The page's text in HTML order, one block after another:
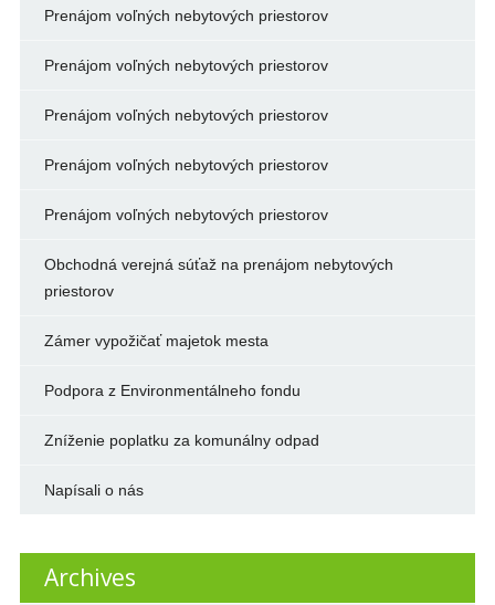
Prenájom voľných nebytových priestorov
Prenájom voľných nebytových priestorov
Prenájom voľných nebytových priestorov
Prenájom voľných nebytových priestorov
Prenájom voľných nebytových priestorov
Obchodná verejná súťaž na prenájom nebytových
priestorov
Zámer vypožičať majetok mesta
Podpora z Environmentálneho fondu
Zníženie poplatku za komunálny odpad
Napísali o nás
Archives